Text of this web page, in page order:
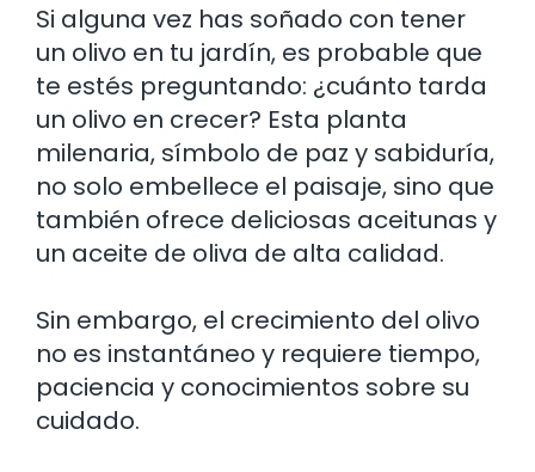
Si alguna vez has soñado con tener
un olivo en tu jardín, es probable que
te estés preguntando: ¿cuánto tarda
un olivo en crecer? Esta planta
milenaria, símbolo de paz y sabiduría,
no solo embellece el paisaje, sino que
también ofrece deliciosas aceitunas y
un aceite de oliva de alta calidad.
Sin embargo, el crecimiento del olivo
no es instantáneo y requiere tiempo,
paciencia y conocimientos sobre su
cuidado.